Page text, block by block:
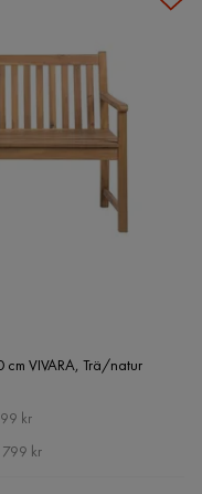
VIVARA, Trä/natur
kr
kr